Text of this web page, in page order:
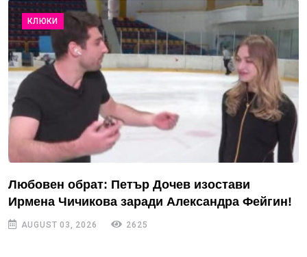
КЛЮКИ
Любовен обрат: Петър Дочев изостави
Ирмена Чичикова заради Александра Фейгин!
AUGUST 03, 2026 2625